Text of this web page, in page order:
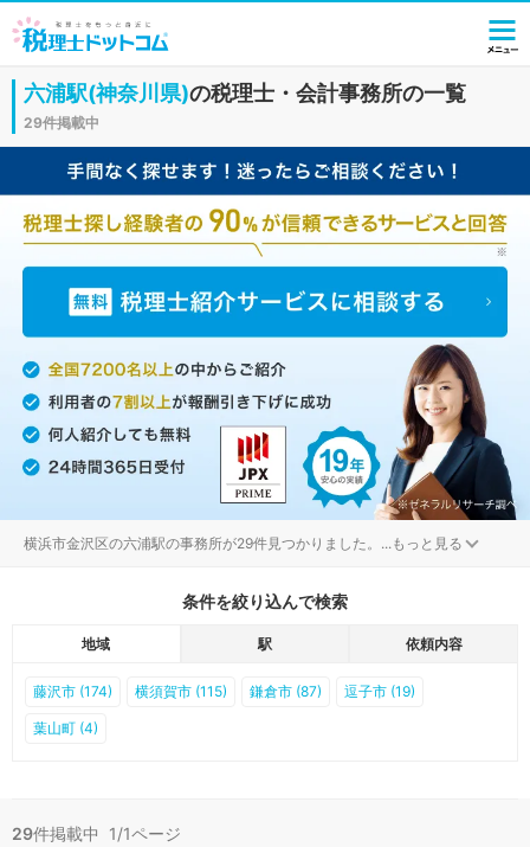
六浦駅(神奈川県)の税理士・会計事務所の一覧
29件掲載中
横浜市金沢区の六浦駅の事務所が29件見つかりました。 ...もっと見る
条件を絞り込んで検索
地域 駅 依頼内容
藤沢市 (174) 横須賀市 (115) 鎌倉市 (87) 逗子市 (19)
葉山町 (4)
29件掲載中 1/1ページ